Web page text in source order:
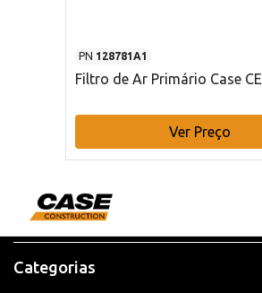
PN 128781A1
Filtro de Ar Primário Case CE
Ver Preço
Categorias